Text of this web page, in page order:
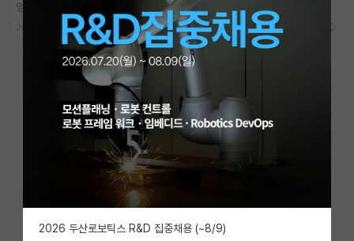
연구실&오픈랩
커뮤니티
커뮤니티 홈
전체글보기
베스트 게시판
IF 명예의전당
자유 게시판(아무개랩)
미국 유학 게시판
엉뚱한 아인슈타인
2024.07.28 16 3084
2026 두산로보틱스 R&D 집중채용 (~8/9)